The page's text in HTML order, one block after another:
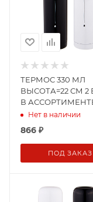
ТЕРМОС 330 МЛ
ВЫСОТА=22 СМ 2
В АССОРТИМЕНТЕ
301)Нет в наличии
866 ₽
ПОД ЗАКАЗ